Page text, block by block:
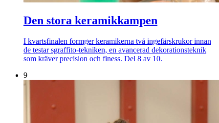
Den stora keramikkampen
I kvartsfinalen formger keramikerna två ingefärskrukor innan
de testar sgraffito-tekniken, en avancerad dekorationsteknik
som kräver precision och finess. Del 8 av 10.
9